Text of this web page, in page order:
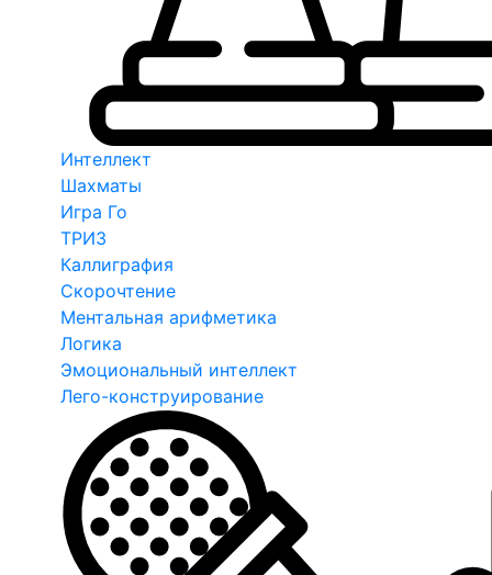
Интеллект
Шахматы
Игра Го
ТРИЗ
Каллиграфия
Скорочтение
Ментальная арифметика
Логика
Эмоциональный интеллект
Лего-конструирование